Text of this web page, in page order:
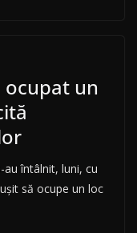
ocupat un
au întâlnit, luni, cu
să ocupe un loc